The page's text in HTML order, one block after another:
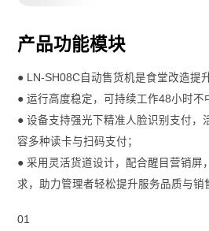
产品功能模块
● LN-SH08C自动售货机是食堂改造提
● 运行高度稳定，可持续工作48小时不
● 设备支持强光下精准人脸识别支付，
容多种读卡与扫码支付；
● 采用灵活货道设计，配合醒目营销屏
求，助力管理者轻松提升服务品质与销
01